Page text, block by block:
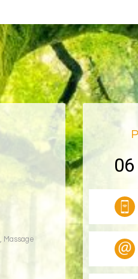
, Massage